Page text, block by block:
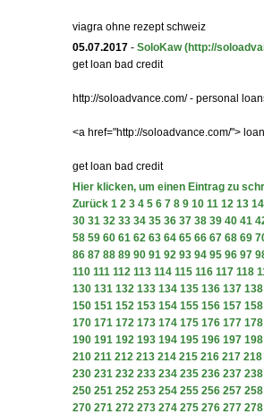
viagra ohne rezept schweiz
05.07.2017 - SoloKaw (http://
get loan bad credit
http://soloadvance.com/ - personal
<a href="http://soloadvance.com/">
get loan bad credit
Hier klicken, um einen Eintrag zu
Zurück 1 2 3 4 5 6 7 8 9 10 11 12 13 14
30 31 32 33 34 35 36 37 38 39 40 41
58 59 60 61 62 63 64 65 66 67 68 69
86 87 88 89 90 91 92 93 94 95 96 97
110 111 112 113 114 115 116 117 118
130 131 132 133 134 135 136 137 138
150 151 152 153 154 155 156 157 158
170 171 172 173 174 175 176 177 178
190 191 192 193 194 195 196 197 198
210 211 212 213 214 215 216 217 218
230 231 232 233 234 235 236 237 238
250 251 252 253 254 255 256 257 258
270 271 272 273 274 275 276 277 278